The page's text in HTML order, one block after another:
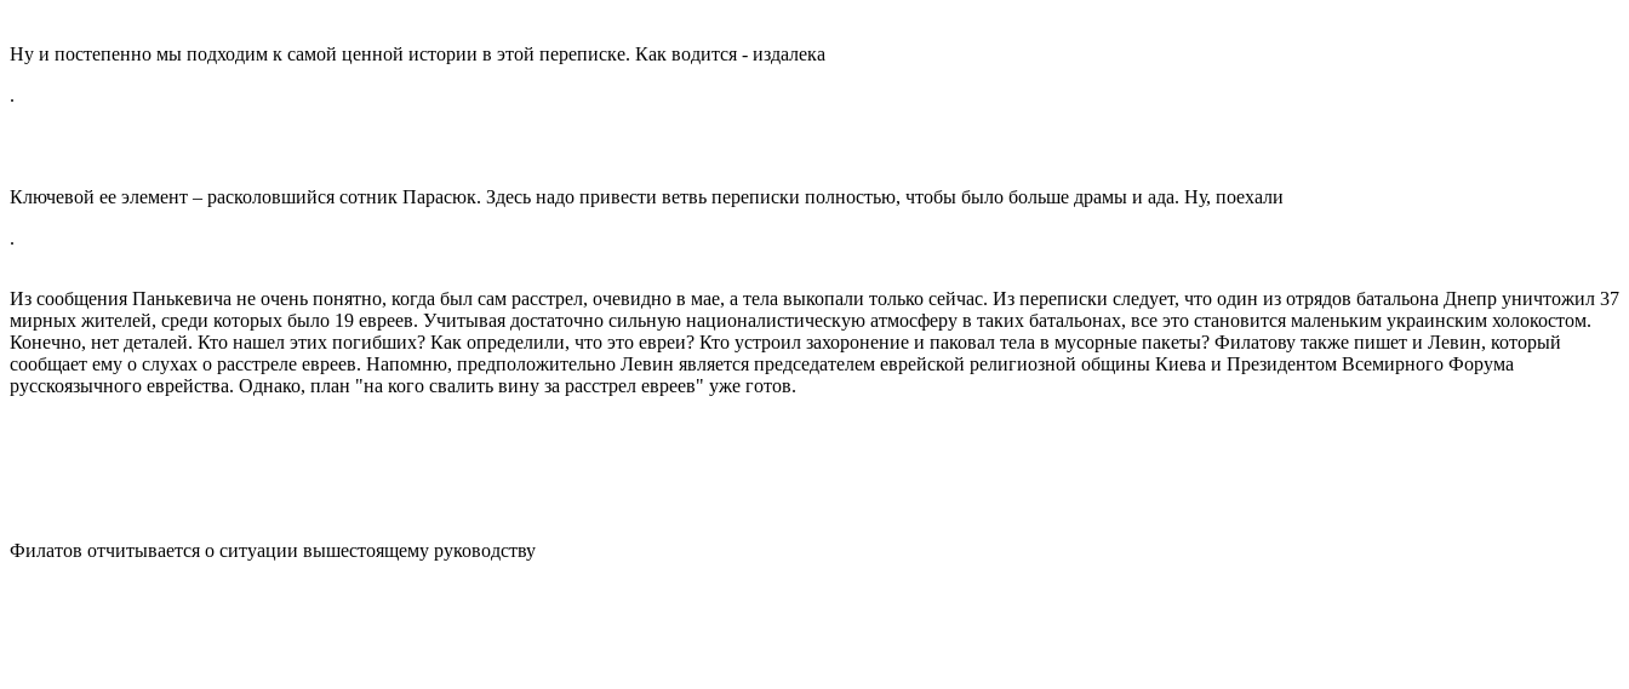
Ну и постепенно мы подходим к самой ценной истории в этой переписке. Как водится - издалека
.
Ключевой ее элемент – расколовшийся сотник Парасюк. Здесь надо привести ветвь переписки полностью, чтобы было больше драмы и ада. Ну, поехали
.
Из сообщения Панькевича не очень понятно, когда был сам расстрел, очевидно в мае, а тела выкопали только сейчас. Из переписки следует, что один из отрядов батальона Днепр уничтожил 37
мирных жителей, среди которых было 19 евреев. Учитывая достаточно сильную националистическую атмосферу в таких батальонах, все это становится маленьким украинским холокостом.
Конечно, нет деталей. Кто нашел этих погибших? Как определили, что это евреи? Кто устроил захоронение и паковал тела в мусорные пакеты? Филатову также пишет и Левин, который
сообщает ему о слухах о расстреле евреев. Напомню, предположительно Левин является председателем еврейской религиозной общины Киева и Президентом Всемирного Форума
русскоязычного еврейства. Однако, план "на кого свалить вину за расстрел евреев" уже готов.
Филатов отчитывается о ситуации вышестоящему руководству